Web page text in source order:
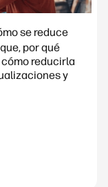
se reduce
por qué
reducirla
y